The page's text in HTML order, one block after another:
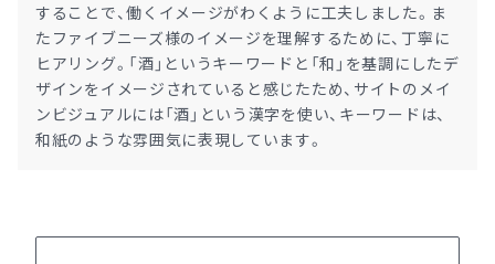
することで、働くイメージがわくように工夫しました。ま
たファイブニーズ様のイメージを理解するために、丁寧に
ヒアリング。「酒」というキーワードと「和」を基調にしたデ
ザインをイメージされていると感じたため、サイトのメイ
ンビジュアルには「酒」という漢字を使い、キーワードは、
和紙のような雰囲気に表現しています。